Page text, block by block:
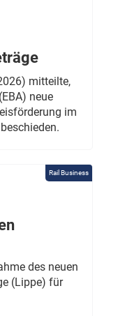
mitteilte,
neue
im
Rail Business
des neuen
(Lippe) für